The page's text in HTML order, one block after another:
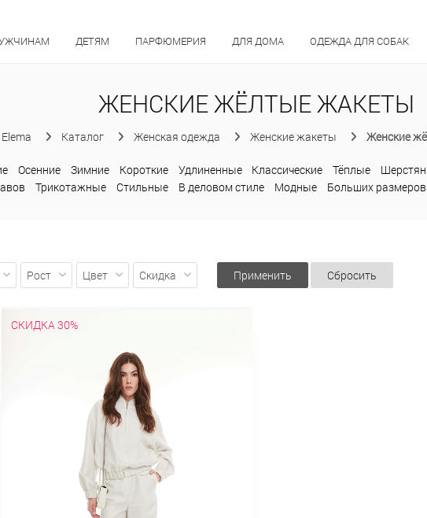
ДЕТЯМ ПАРФЮМЕРИЯ ДЛЯ ДОМА ОДЕЖДА ДЛЯ СОБАК
ЖЕНСКИЕ ЖЁЛТЫЕ ЖАКЕТЫ
Elema Каталог Женская одежда Женские жакеты Женские
Осенние Зимние Короткие Удлиненные Классические Тёплые
Трикотажные Стильные В деловом стиле Модные Больших размеров
Рост Цвет Скидка Применить Сбросить
СКИДКА 30%